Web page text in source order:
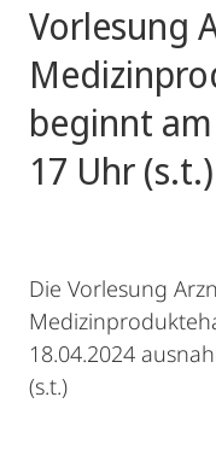
Vorlesung
beginnt
17 Uhr (s.t.)
Die Vorlesung
18.04.2024
(s.t.)